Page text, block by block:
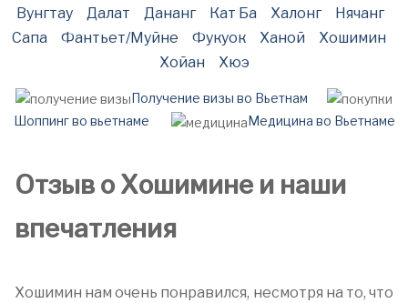
Вунгтау Далат Дананг Кат Ба Халонг
Нячанг
Сапа
Фантьет/Муйне Фукуок Ханой
Хошимин
Хойан
Хюэ
Получение визы во Вьетнам
Шоппинг во вьетнаме
Медицина во Вьетнаме
Отзыв о Хошимине и наши
впечатления
Хошимин нам очень понравился, несмотря на то, что